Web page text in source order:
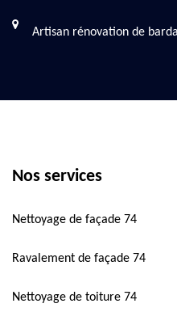
Artisan rénovation de
Nos services
Nettoyage de façade 74
Ravalement de façade 74
Nettoyage de toiture 74